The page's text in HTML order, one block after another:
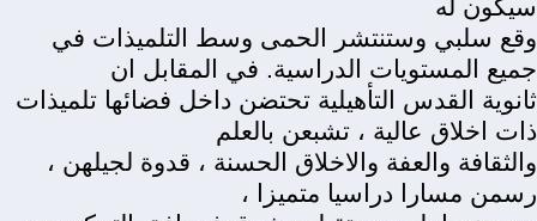
سيكون له
وقع سلبي وستنتشر الحمى وسط التلميذات في
جميع المستويات الدراسية. في المقابل ان
ثانوية القدس التأهيلية تحتضن داخل فضائها تلميذات
ذات اخلاق عالية ، تشبعن بالعلم
والثقافة والعفة والاخلاق الحسنة ، قدوة لجيلهن ،
رسمن مسارا دراسيا متميزا ،